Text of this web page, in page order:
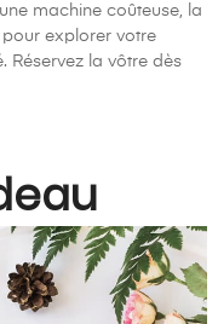
machine coûteuse, la
explorer votre
Réservez la vôtre dès